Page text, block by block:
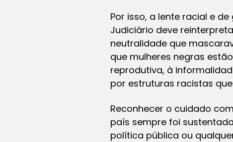
Por isso, a lente racial e
Judiciário deve
neutralidade que
que mulheres negras
reprodutiva, à
por estruturas racistas
Reconhecer o cuidado
país sempre foi
política pública ou